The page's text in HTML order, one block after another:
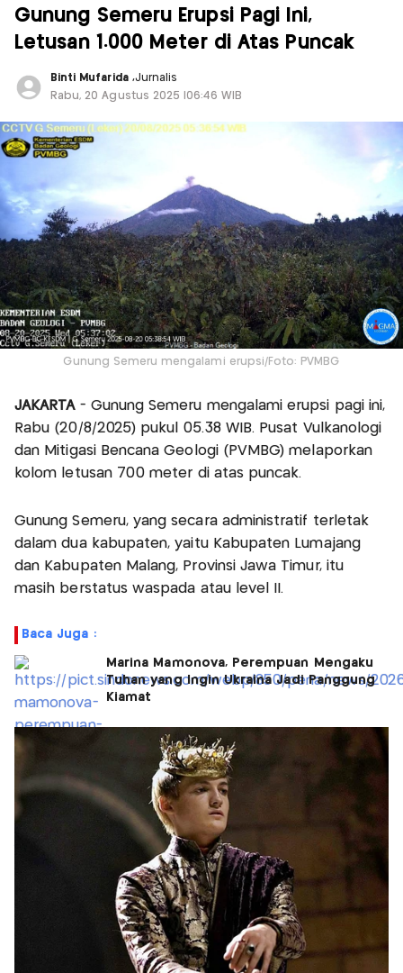
Gunung Semeru Erupsi Pagi Ini,
Letusan 1.000 Meter di Atas Puncak
Binti Mufarida ,Jurnalis
Rabu, 20 Agustus 2025 |06:46 WIB
Gunung Semeru mengalami erupsi/Foto: PVMBG
JAKARTA - Gunung Semeru mengalami erupsi pagi ini,
Rabu (20/8/2025) pukul 05.38 WIB. Pusat Vulkanologi
dan Mitigasi Bencana Geologi (PVMBG) melaporkan
kolom letusan 700 meter di atas puncak.
Gunung Semeru, yang secara administratif terletak
dalam dua kabupaten, yaitu Kabupaten Lumajang
dan Kabupaten Malang, Provinsi Jawa Timur, itu
masih berstatus waspada atau level II.
Baca Juga :
Marina Mamonova, Perempuan Mengaku
Tuhan yang Ingin Ukraina Jadi Panggung
Kiamat